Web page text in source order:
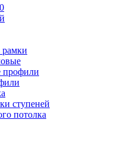
рамки
профили
ступеней
потолка